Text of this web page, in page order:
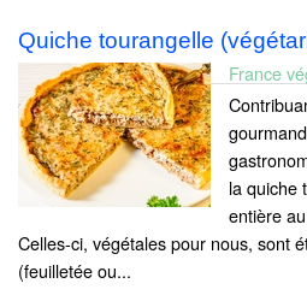
Quiche tourangelle
France
la quiche
entière
Celles-ci, végétales pour nous, sont
(feuilletée ou...